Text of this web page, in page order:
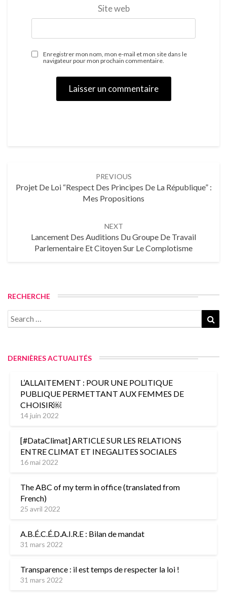
Site web
Enregistrer mon nom, mon e-mail et mon site dans le
navigateur pour mon prochain commentaire.
PREVIOUS
Projet De Loi “Respect Des Principes De La République” :
Mes Propositions
NEXT
Lancement Des Auditions Du Groupe De Travail
Parlementaire Et Citoyen Sur Le Complotisme
RECHERCHE
DERNIÈRES ACTUALITÉS
L’ALLAITEMENT : POUR UNE POLITIQUE
PUBLIQUE PERMETTANT AUX FEMMES DE
CHOISIR￼
14 juin 2022
[#DataClimat] ARTICLE SUR LES RELATIONS
ENTRE CLIMAT ET INEGALITES SOCIALES
16 mai 2022
The ABC of my term in office (translated from
French)
25 avril 2022
A.B.É.C.É.D.A.I.R.E : Bilan de mandat
31 mars 2022
Transparence : il est temps de respecter la loi !
31 mars 2022